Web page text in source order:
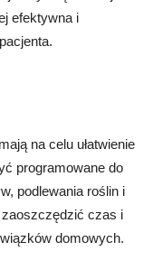
efektywna i
na celu ułatwienie
programowane do
podlewania roślin i
czas i
domowych.